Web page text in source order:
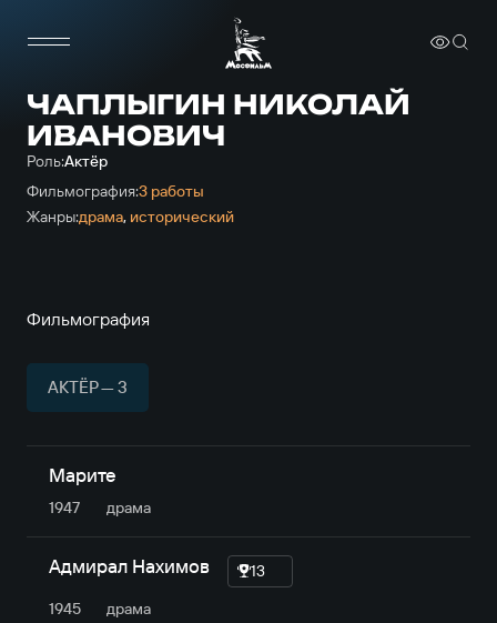
ЧАПЛЫГИН НИКОЛАЙ
ИВАНОВИЧ
Роль:Актёр
Фильмография:3 работы
Жанры:драма, исторический
Фильмография
АКТЁР — 3
Марите
1947 драма
Адмирал Нахимов
13
1945
драма